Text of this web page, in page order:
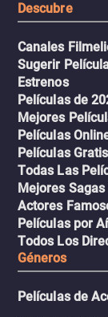
Descubre
Canales
Sugerir
Estrenos
Películas de
Mejores
Películas
Películas
Todas Las
Mejores Sagas
Actores
Películas por
Todos Los
Géneros
Películas de